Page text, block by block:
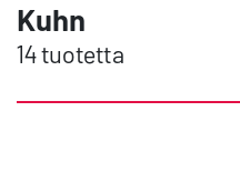
Kuhn
14 tuotetta